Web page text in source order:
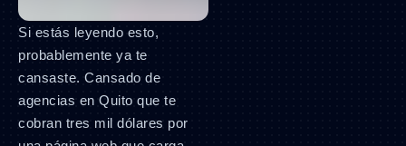
Si estás leyendo esto,
probablemente ya te
cansaste. Cansado de
agencias en Quito que te
cobran tres mil dólares por